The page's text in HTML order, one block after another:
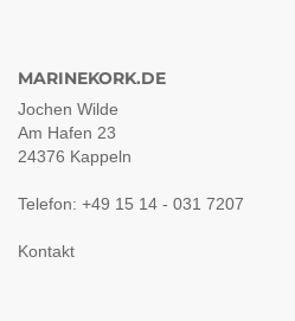
MARINEKORK.DE
Jochen Wilde
Am Hafen 23
24376 Kappeln
Telefon: +49 15 14 - 031 7207
Kontakt